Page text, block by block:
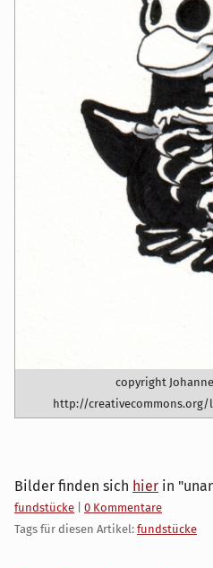
copyright
http://
Bilder finden sich hier in
Kategorien:
fundstücke
0 Kommentare
Tags für diesen Artikel: fundstücke